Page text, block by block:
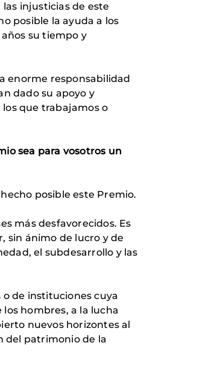
injusticias de este
posible la ayuda a los
su tiempo y
enorme responsabilidad
dado su apoyo y
los que trabajamos o
sea para vosotros un
posible este Premio.
más desfavorecidos. Es
sin ánimo de lucro y de
el subdesarrollo y las
de instituciones cuya
hombres, a la lucha
nuevos horizontes al
del patrimonio de la